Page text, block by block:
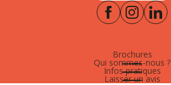
Brochures
Qui sommes-nous ?
Infos pratiques
Laisser un avis